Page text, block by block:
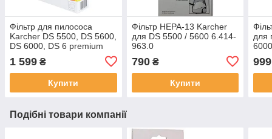
Фільтр для пилососа
Karcher DS 5500, DS 5600,
DS 6000, DS 6 premium
1 599 ₴
Купити
Фільтр HEPA-13 Karcher
для DS 5500 / 5600 6.414-
963.0
790₴
Купити
для
999
Подібні товари компанії